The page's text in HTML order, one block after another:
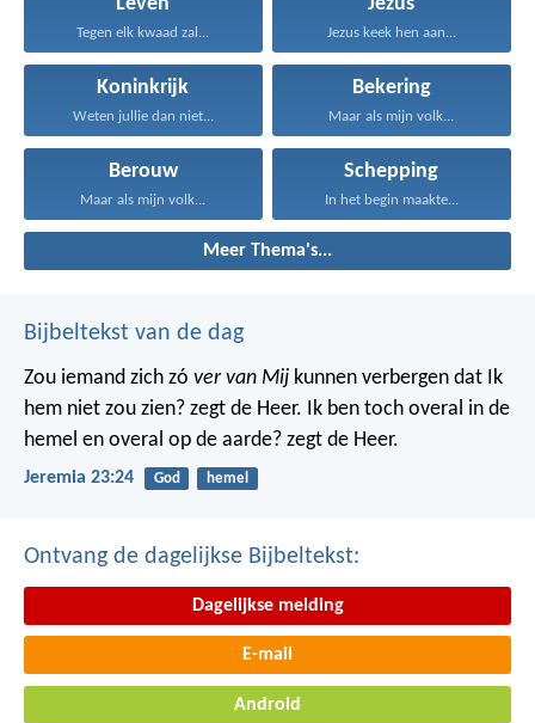
Leven
Tegen elk kwaad zal...
Jezus
Jezus keek hen aan...
Koninkrijk
Weten jullie dan niet...
Bekering
Maar als mijn volk...
Berouw
Maar als mijn volk...
Schepping
In het begin maakte...
Meer Thema's...
Bijbeltekst van de dag
Zou iemand zich zó ver van Mij kunnen verbergen dat Ik
hem niet zou zien? zegt de Heer. Ik ben toch overal in de
hemel en overal op de aarde? zegt de Heer.
Jeremia 23:24 God hemel
Ontvang de dagelijkse Bijbeltekst:
Dagelijkse melding
E-mail
Android